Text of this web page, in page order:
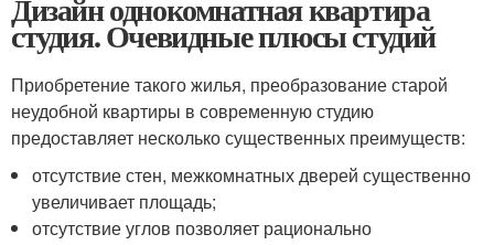
Дизайн однокомнатная квартира
студия. Очевидные плюсы студий
Приобретение такого жилья, преобразование старой
неудобной квартиры в современную студию
предоставляет несколько существенных преимуществ:
отсутствие стен, межкомнатных дверей существенно
увеличивает площадь;
отсутствие углов позволяет рационально